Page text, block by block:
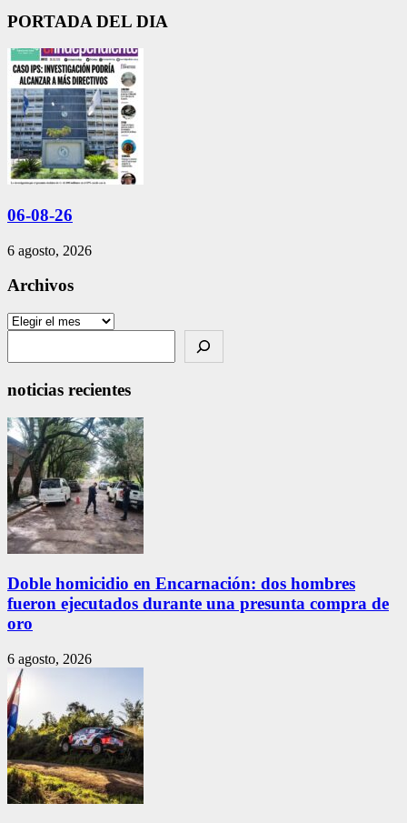
PORTADA DEL DIA
06-08-26
6 agosto, 2026
Archivos
Archivos
noticias recientes
Doble homicidio en Encarnación: dos hombres
fueron ejecutados durante una presunta compra de
oro
6 agosto, 2026